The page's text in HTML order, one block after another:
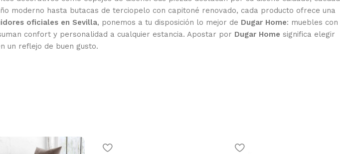
moderno hasta butacas de terciopelo con capitoné renovado, cada producto ofrece una
oficiales en Sevilla, ponemos a tu disposición lo mejor de Dugar Home: muebles con
confort y personalidad a cualquier estancia. Apostar por Dugar Home significa elegir
un reflejo de buen gusto.